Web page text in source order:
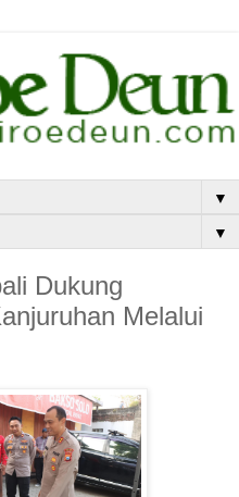
▼
▼
Dukung
Melalui